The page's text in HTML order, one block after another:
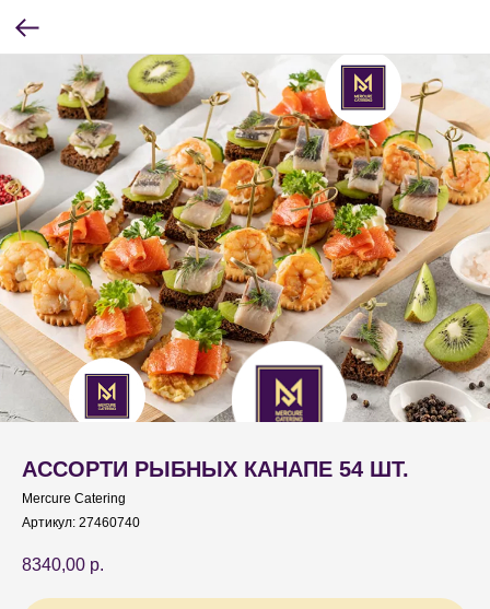
АССОРТИ РЫБНЫХ КАНАПЕ 54 ШТ.
Mercure Catering
Артикул: 27460740
8340,00 р.